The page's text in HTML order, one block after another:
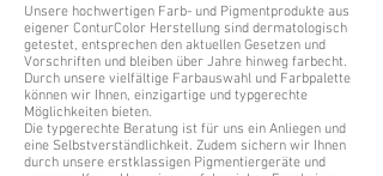
Unsere hochwertigen Farb- und Pigmentprodukte aus
eigener ConturColor Herstellung sind dermatologisch
getestet, entsprechen den aktuellen Gesetzen und
Vorschriften und bleiben über Jahre hinweg farbecht.
Durch unsere vielfältige Farbauswahl und Farbpalette
können wir Ihnen, einzigartige und typgerechte
Möglichkeiten bieten.
Die typgerechte Beratung ist für uns ein Anliegen und
eine Selbstverständlichkeit. Zudem sichern wir Ihnen
durch unsere erstklassigen Pigmentiergeräte und